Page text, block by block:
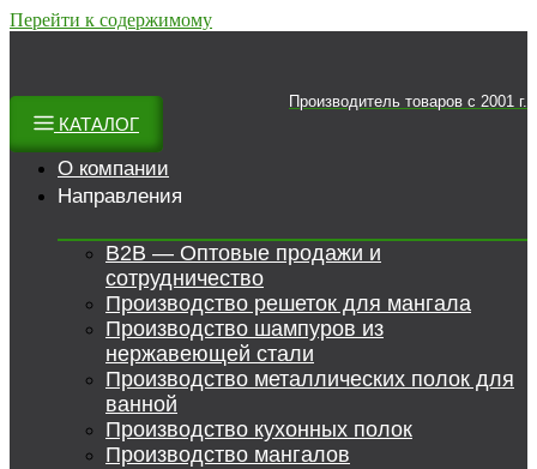
Перейти к содержимому
Производитель товаров c 2001 г.
КАТАЛОГ
О компании
Направления
B2B — Оптовые продажи и
сотрудничество
Производство решеток для мангала
Производство шампуров из
нержавеющей стали
Производство металлических полок для
ванной
Производство кухонных полок
Производство мангалов